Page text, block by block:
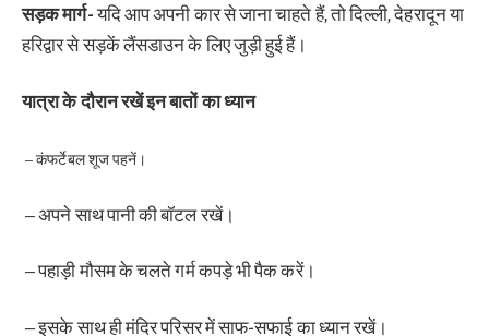
सड़क मार्ग-यदि आप अपनी कार से जाना चाहते हैं, तो दिल्ली, देहरादून या
हरिद्वार से सड़कें लैंसडाउन के लिए जुड़ी हुई हैं।
यात्रा के दौरान रखें इन बातों का ध्यान
– कंफर्टेबल शूज पहनें।
– अपने साथ पानी की बॉटल रखें।
– पहाड़ी मौसम के चलते गर्म कपड़े भी पैक करें।
– इसके साथ ही मंदिर परिसर में साफ-सफाई का ध्यान रखें।